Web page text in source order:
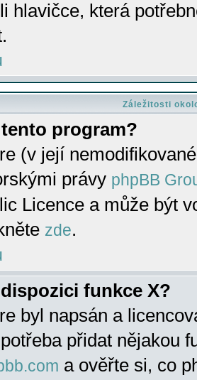
hlavičce, která
Záležitosti
program?
(v její
právy phpBB
Licence a může být
zde.
funkce X?
byl napsán a
přidat nějakou
a ověřte si, co